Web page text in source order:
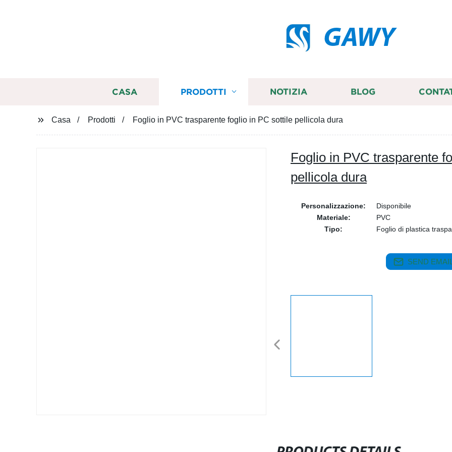
GAWY
CASA PRODOTTI NOTIZIA BLOG
Casa Prodotti Foglio in PVC trasparente foglio in PC sottile pellicola dura
Foglio in PVC trasparente
pellicola dura
Personalizzazione:
Disponibile
Materiale:
PVC
Tipo:
Foglio di plastica
SEND